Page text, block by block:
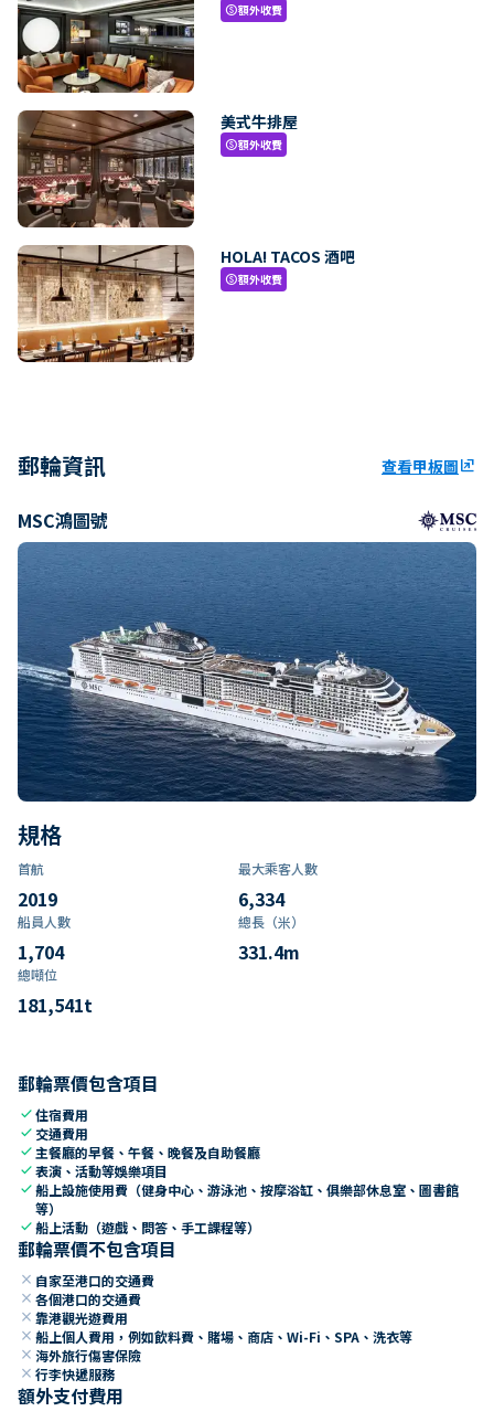
paid額外收費
美式牛排屋
paid額外收費
HOLA! TACOS 酒吧
paid額外收費
郵輪資訊 查看甲板圖ungroup
MSC鴻圖號
規格
首航
2019
最大乘客人數
6,334
船員人數
1,704
總長（米）
331.4m
總噸位
181,541t
郵輪票價包含項目
check住宿費用
check 交通費用
check 主餐廳的早餐、午餐、晚餐及自助餐廳
check表演、活動等娛樂項目
check船上設施使用費（健身中心、游泳池、按摩浴缸、俱樂部休息室、圖書館
等）
check船上活動（遊戲、問答、手工課程等）
郵輪票價不包含項目
close 自家至港口的交通費
close 各個港口的交通費
close 靠港觀光遊費用
close 船上個人費用，例如飲料費、賭場、商店、Wi-Fi、SPA、洗衣等
close 海外旅行傷害保險
close 行李快遞服務
額外支付費用